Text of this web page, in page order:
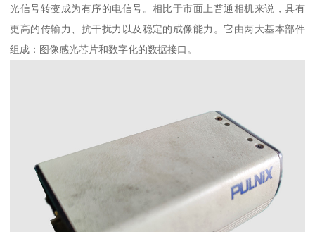
光信号转变成为有序的电信号。相比于市面上普通相机来说，具有
更高的传输力、抗干扰力以及稳定的成像能力。它由两大基本部件
组成：图像感光芯片和数字化的数据接口。